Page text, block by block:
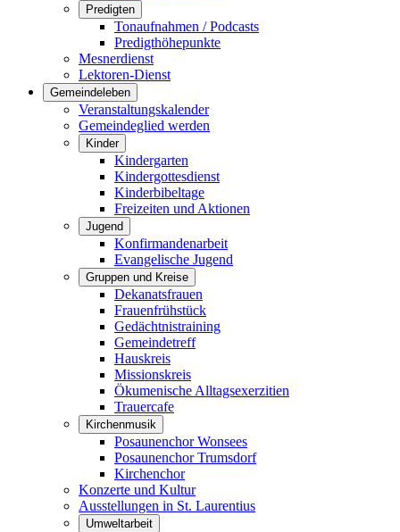
Predigten
Tonaufnahmen / Podcasts
Predigthöhepunkte
Mesnerdienst
Lektoren-Dienst
Gemeindeleben
Veranstaltungskalender
Gemeindeglied werden
Kinder
Kindergarten
Kindergottesdienst
Kinderbibeltage
Freizeiten und Aktionen
Jugend
Konfirmandenarbeit
Evangelische Jugend
Gruppen und Kreise
Dekanatsfrauen
Frauenfrühstück
Gedächtnistraining
Gemeindetreff
Hauskreis
Missionskreis
Ökumenische Alltagsexerzitien
Trauercafe
Kirchenmusik
Posaunenchor Wonsees
Posaunenchor Trumsdorf
Kirchenchor
Konzerte und Kultur
Ausstellungen in St. Laurentius
Umweltarbeit